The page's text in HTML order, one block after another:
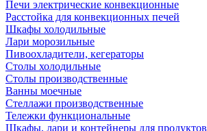
Печи электрические конвекционные
Расстойка для конвекционных печей
Шкафы холодильные
Лари морозильные
Пивоохладители, кегераторы
Столы холодильные
Столы производственные
Ванны моечные
Стеллажи производственные
Тележки функциональные
Шкафы, лари и контейнеры для продуктов